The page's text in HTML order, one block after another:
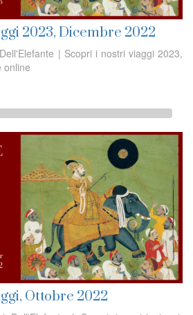
2023, Dicembre 2022
| Scopri i nostri viaggi 2023,
online
Ottobre 2022